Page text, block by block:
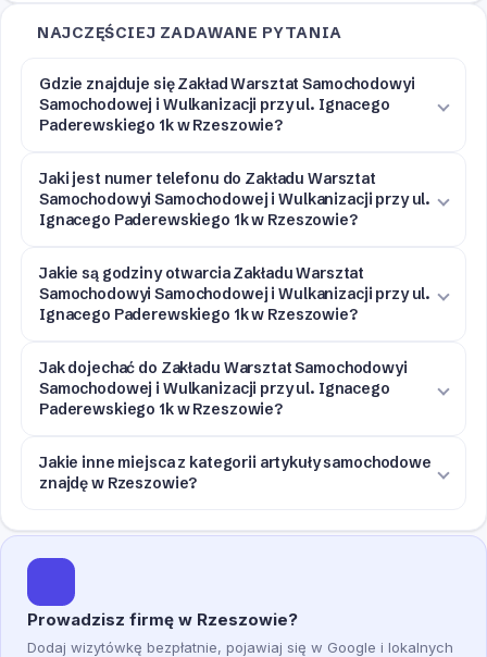
NAJCZĘŚCIEJ ZADAWANE PYTANIA
Gdzie znajduje się Zakład Warsztat Samochodowyi
Samochodowej i Wulkanizacji przy ul. Ignacego
Paderewskiego 1k w Rzeszowie?
Jaki jest numer telefonu do Zakładu Warsztat
Samochodowyi Samochodowej i Wulkanizacji przy ul.
Ignacego Paderewskiego 1k w Rzeszowie?
Jakie są godziny otwarcia Zakładu Warsztat
Samochodowyi Samochodowej i Wulkanizacji przy ul.
Ignacego Paderewskiego 1k w Rzeszowie?
Jak dojechać do Zakładu Warsztat Samochodowyi
Samochodowej i Wulkanizacji przy ul. Ignacego
Paderewskiego 1k w Rzeszowie?
Jakie inne miejsca z kategorii artykuły samochodowe
znajdę w Rzeszowie?
Prowadzisz firmę w Rzeszowie?
Dodaj wizytówkę bezpłatnie, pojawiaj się w Google i lokalnych